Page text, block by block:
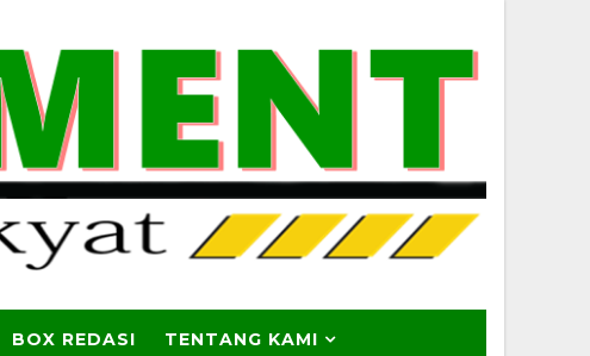
BOX REDASI TENTANG KAMI